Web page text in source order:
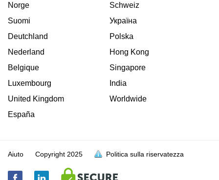
sia piena
sia piena
sia piena
sia piena
sia piena
Norge
Suomi
Deutchland
Nederland
Belgique
Luxembourg
United Kingdom
España
Schweiz
Україна
Polska
Hong Kong
Singapore
India
Worldwide
Aiuto Copyright 2025 Politica sulla riservatezza